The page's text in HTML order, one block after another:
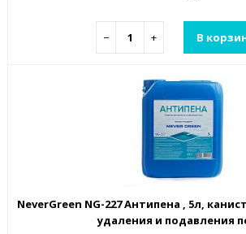
− + В
NeverGreen NG-227 Антипена , 5л,
удаления и подавления